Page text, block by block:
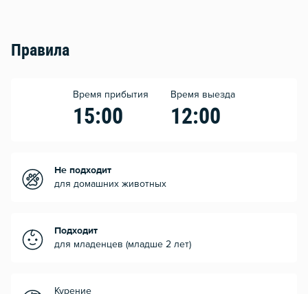
Правила
Время прибытия
15:00
Время выезда
12:00
Не подходит
для домашних животных
Подходит
для младенцев (младше 2 лет)
Курение